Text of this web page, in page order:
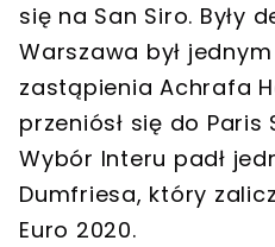
się na San Siro. Były
Warszawa był
zastąpienia Achrafa
przeniósł się do
Wybór Interu padł
Dumfriesa, który
Euro 2020.